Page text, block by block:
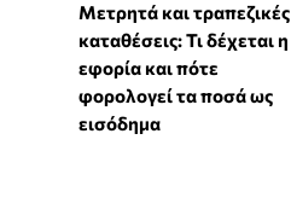
Μετρητά και τραπεζικές
καταθέσεις: Τι δέχεται η
εφορία και πότε
φορολογεί τα ποσά ως
εισόδημα